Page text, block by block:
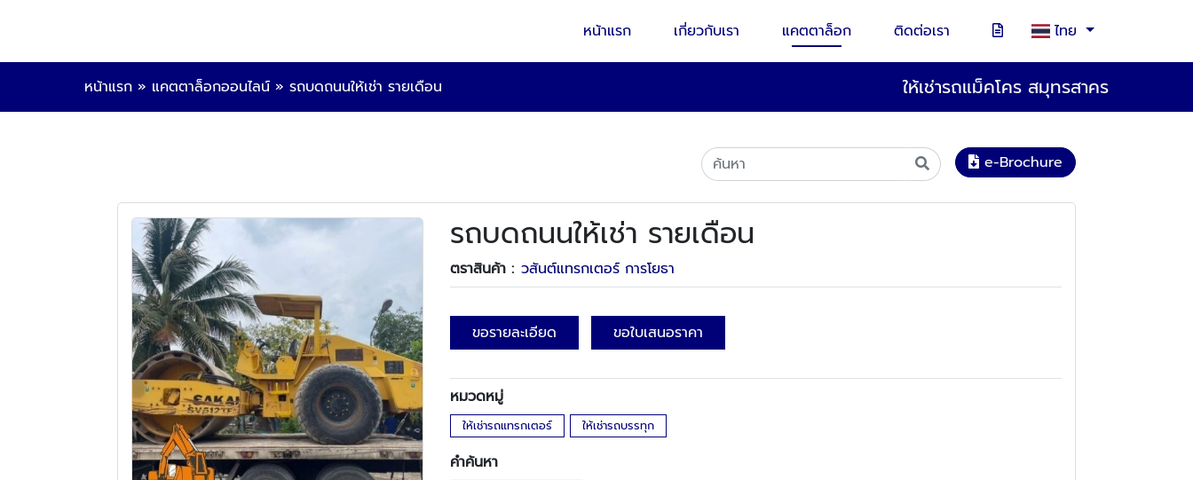
หน้าแรก เกี่ยวกับเรา แคตตาล็อก ติดต่อเรา ไทย
หน้าแรก » แคตตาล็อกออนไลน์ » รถบดถนนให้เช่า รายเดือน ให้เช่ารถแม็คโคร สมุทรสาคร
e-Brochure
รถบดถนนให้เช่า รายเดือน
ตราสินค้า : วสันต์แทรกเตอร์ การโยธา
ขอรายละเอียด ขอใบเสนอราคา
หมวดหมู่
ให้เช่ารถแทรกเตอร์ ให้เช่ารถบรรทุก
คำค้นหา